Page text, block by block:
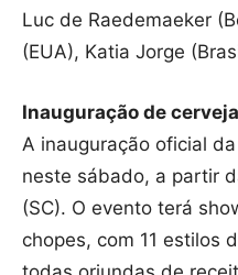
Luc de Raedemaeker
(EUA), Katia Jorge
Inauguração de
A inauguração oficial
neste sábado, a partir
(SC). O evento terá
chopes, com 11 estilos